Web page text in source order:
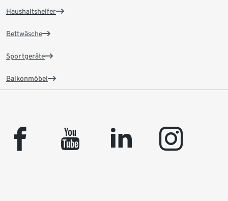
Haushaltshelfer
Bettwäsche
Sportgeräte
Balkonmöbel
facebook youtube linkedin instagram